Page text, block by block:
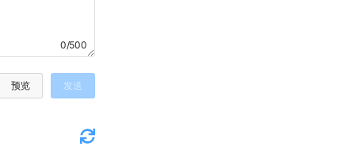
0/500
预览 发送